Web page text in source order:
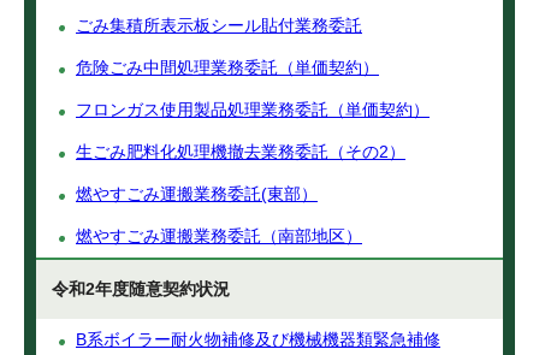
ごみ集積所表示板シール貼付業務委託
危険ごみ中間処理業務委託（単価契約）
フロンガス使用製品処理業務委託（単価契約）
生ごみ肥料化処理機撤去業務委託（その2）
燃やすごみ運搬業務委託(東部）
燃やすごみ運搬業務委託（南部地区）
令和2年度随意契約状況
B系ボイラー耐火物補修及び機械機器類緊急補修